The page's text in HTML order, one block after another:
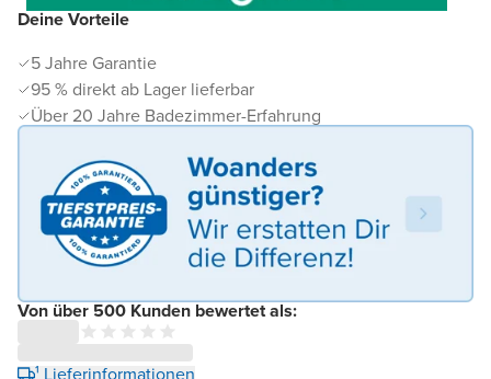
Deine Vorteile
5 Jahre Garantie
95 % direkt ab Lager lieferbar
Über 20 Jahre Badezimmer-Erfahrung
Von über 500 Kunden bewertet als: